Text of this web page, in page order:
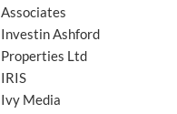
Associates
Investin Ashford
Properties Ltd
IRIS
Ivy Media